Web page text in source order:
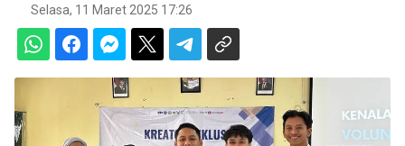
Selasa, 11 Maret 2025 17:26